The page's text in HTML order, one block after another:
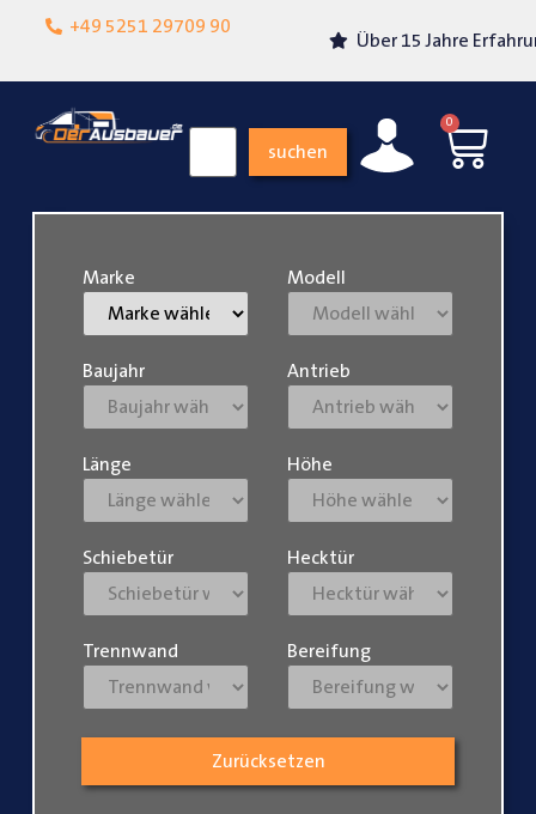
+49 5251 29709 90
Lokalgeschäft in
Über 15 Jahre Erfahrung
suchen
0
Marke Modell
Baujahr Antrieb
Länge Höhe
Schiebetür Hecktür
Trennwand Bereifung
Zurücksetzen